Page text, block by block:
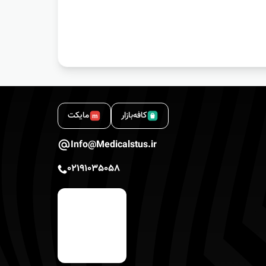
کافه‌بازار m مایکت
Info@Medicalstus.ir
02191035058